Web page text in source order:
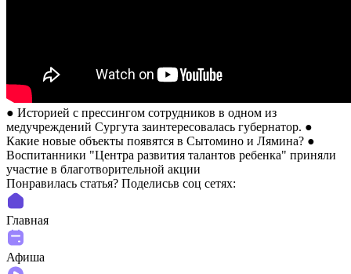
● Историей с прессингом сотрудников в одном из
медучреждений Сургута заинтересовалась губернатор. ●
Какие новые объекты появятся в Сытомино и Лямина? ●
Воспитанники "Центра развития талантов ребенка" приняли
участие в благотворительной акции
Понравилась статья? Поделиcьв соц сетях:
Главная
Афиша